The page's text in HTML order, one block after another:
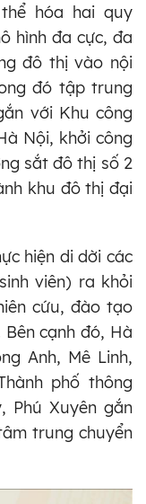
hóa hai quy
hình đa cực, đa
đô thị vào nội
đó tập trung
với Khu công
Nội, khởi công
sắt đô thị số 2
khu đô thị đại
hiện di dời các
viên) ra khỏi
cứu, đào tạo
cạnh đó, Hà
Anh, Mê Linh,
phố thông
Phú Xuyên gắn
trung chuyển